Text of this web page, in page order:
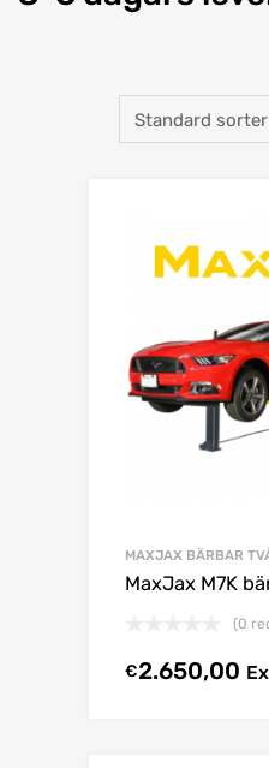
MAXJAX BÄRBAR
MaxJax M7K
(0
€2.650,00